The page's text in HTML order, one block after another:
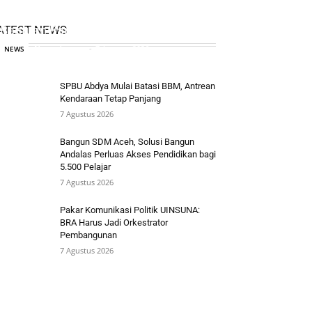
NEWS
Bantuan Baitul Mal
NEWS Naszadayuna - 7 Agustus 2026
SPBU Abdya Mulai Batasi BBM, Antrean
Kendaraan Tetap Panjang
7 Agustus 2026
Bangun SDM Aceh, Solusi Bangun
Andalas Perluas Akses Pendidikan bagi
5.500 Pelajar
7 Agustus 2026
Pakar Komunikasi Politik UINSUNA:
BRA Harus Jadi Orkestrator
Pembangunan
7 Agustus 2026